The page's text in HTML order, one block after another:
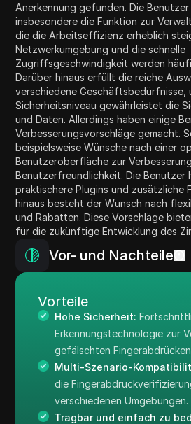
Anerkennung gefunden. Die
insbesondere die Funktion zur
die die Arbeitseffizienz erheblich
Netzwerkumgebung und die schnelle
Zugriffsgeschwindigkeit werden
Darüber hinaus erfüllt die reiche
verschiedene Geschäftsbedürfnisse,
Sicherheitsniveau gewährleistet die
und Daten. Allerdings haben einige
Verbesserungsvorschläge gemacht.
beispielsweise Wünsche nach einer
Benutzeroberfläche zur
Benutzerfreundlichkeit. Die
praktischere Plugins und zusätzliche
hinaus besteht der Wunsch nach
und Rabatten. Diese Vorschläge
für die zukünftige Entwicklung des
Vor- und Nachteile
Vorteile
Hohe Sicherheit:
Erkennungstechnologie zur
gefälschten
Multi-Szenario-
die
verschiedenen Umgebungen.
Tragbar und einfach zu